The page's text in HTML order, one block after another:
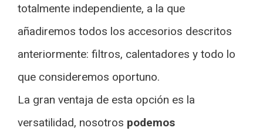
totalmente independiente, a la que
añadiremos todos los accesorios descritos
anteriormente: filtros, calentadores y todo lo
que consideremos oportuno.
La gran ventaja de esta opción es la
versatilidad, nosotros podemos